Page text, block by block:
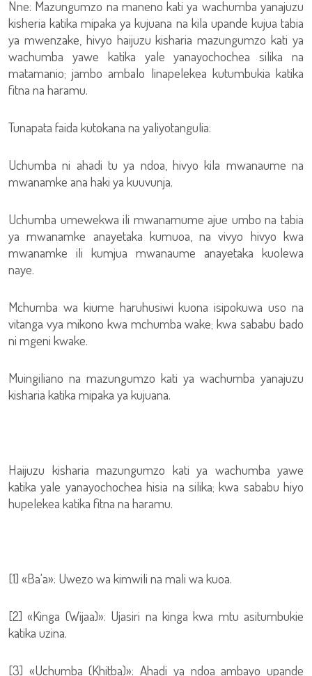
Nne: Mazungumzo na maneno kati ya wachumba yanajuzu
kisheria katika mipaka ya kujuana na kila upande kujua tabia
ya mwenzake, hivyo haijuzu kisharia mazungumzo kati ya
wachumba yawe katika yale yanayochochea silika na
matamanio; jambo ambalo linapelekea kutumbukia katika
fitna na haramu.
Tunapata faida kutokana na yaliyotangulia:
Uchumba ni ahadi tu ya ndoa, hivyo kila mwanaume na
mwanamke ana haki ya kuuvunja.
Uchumba umewekwa ili mwanamume ajue umbo na tabia
ya mwanamke anayetaka kumuoa, na vivyo hivyo kwa
mwanamke ili kumjua mwanaume anayetaka kuolewa
naye.
Mchumba wa kiume haruhusiwi kuona isipokuwa uso na
vitanga vya mikono kwa mchumba wake; kwa sababu bado
ni mgeni kwake.
Muingiliano na mazungumzo kati ya wachumba yanajuzu
kisharia katika mipaka ya kujuana.
Haijuzu kisharia mazungumzo kati ya wachumba yawe
katika yale yanayochochea hisia na silika; kwa sababu hiyo
hupelekea katika fitna na haramu.
[1] «Ba'a»: Uwezo wa kimwili na mali wa kuoa.
[2] «Kinga (Wijaa)»: Ujasiri na kinga kwa mtu asitumbukie
katika uzina.
[3] «Uchumba (Khitba)»: Ahadi ya ndoa ambayo upande